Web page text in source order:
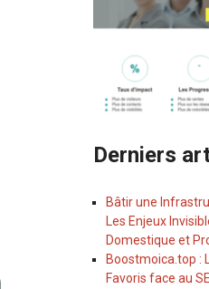
Derniers
Bâtir une Infrastructure Numérique Durable :
Les Enjeux
Domestique et
Boostmoica.top : Le retour du Ping et des
Favoris face au